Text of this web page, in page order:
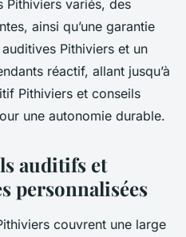
Pithiviers variés, des
ainsi qu’une garantie
Pithiviers et un
réactif, allant jusqu’à
Pithiviers et conseils
une autonomie durable.
auditifs et
personnalisées
couvrent une large